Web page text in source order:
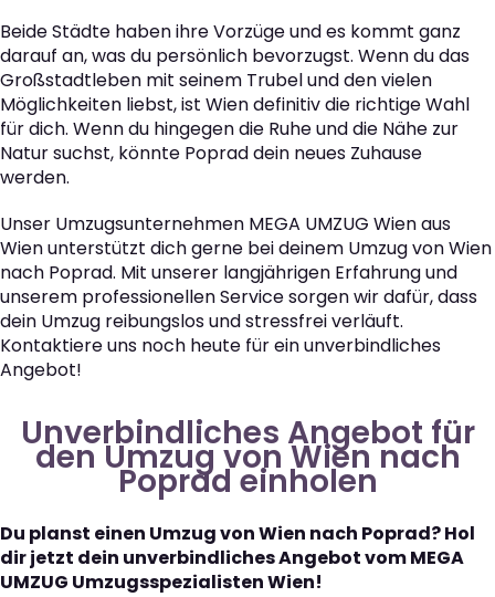
Beide Städte haben ihre Vorzüge und es kommt ganz
darauf an, was du persönlich bevorzugst. Wenn du das
Großstadtleben mit seinem Trubel und den vielen
Möglichkeiten liebst, ist Wien definitiv die richtige Wahl
für dich. Wenn du hingegen die Ruhe und die Nähe zur
Natur suchst, könnte Poprad dein neues Zuhause
werden.
Unser Umzugsunternehmen MEGA UMZUG Wien aus
Wien unterstützt dich gerne bei deinem Umzug von Wien
nach Poprad. Mit unserer langjährigen Erfahrung und
unserem professionellen Service sorgen wir dafür, dass
dein Umzug reibungslos und stressfrei verläuft.
Kontaktiere uns noch heute für ein unverbindliches
Angebot!
Unverbindliches Angebot für
den Umzug von Wien nach
Poprad einholen
Du planst einen Umzug von Wien nach Poprad? Hol
dir jetzt dein unverbindliches Angebot vom MEGA
UMZUG Umzugsspezialisten Wien!